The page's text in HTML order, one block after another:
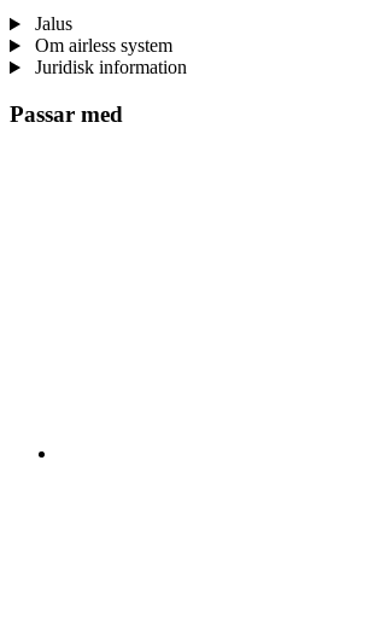
Jalus
Om airless system
Juridisk information
Passar med